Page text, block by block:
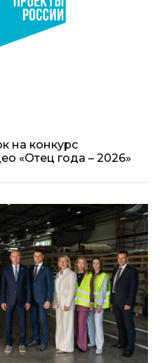
на конкурс
«Отец года – 2026»